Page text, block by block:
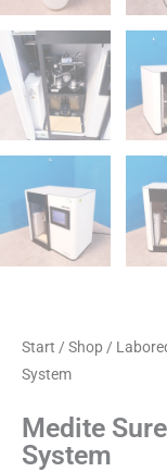
Start / Shop /
System
Medite
System